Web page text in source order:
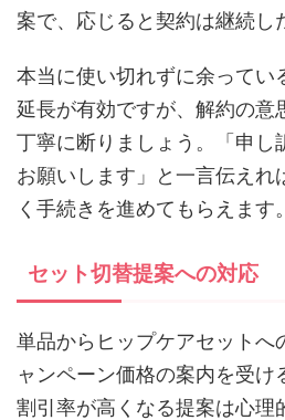
案で、応じると契約は継続し
本当に使い切れずに余ってい
延長が有効ですが、解約の意
丁寧に断りましょう。「申し
お願いします」と一言伝えれ
く手続きを進めてもらえます。
セット切替提案への対応
単品からヒップケアセットへ
ャンペーン価格の案内を受け
割引率が高くなる提案は心理